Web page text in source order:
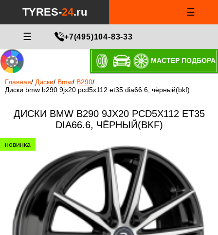
TYRES-24.ru ☰
☰ +7(495)104-83-33
МАСТЕР ПОДБОРА
Главная/ Диски/ Bmw/ B290/
Диски bmw b290 9jx20 pcd5x112 et35 dia66.6, чёрный(bkf)
ДИСКИ BMW B290 9JX20 PCD5X112 ET35
DIA66.6, ЧЁРНЫЙ(BKF)
новинка